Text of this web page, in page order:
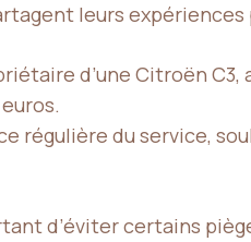
leurs
d’une Citroën
régulière du service,
d’éviter certains